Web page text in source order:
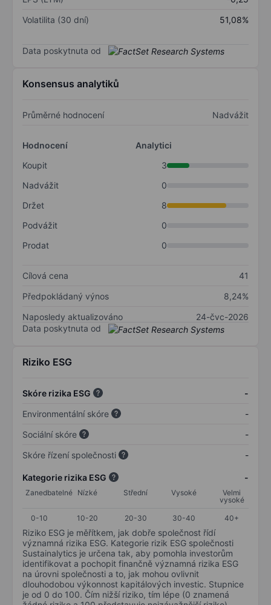
Volatilita (30 dní)
51,08%
Data poskytnuta od
Konsensus analytiků
Průměrné hodnocení Nadvážit
Hodnocení
Analytici
Koupit
3
Nadvážit
0
Držet
8
Podvážit
0
Prodat
0
Cílová cena
41
Předpokládaný výnos
8,24%
Naposledy aktualizováno
24-čvc-2026
Data poskytnuta od
Riziko ESG
Skóre rizika ESG
-
Environmentální skóre
-
Sociální skóre
-
Skóre řízení společnosti
-
Kategorie rizika ESG -
Zanedbatelné Nízké Střední Vysoké
Velmi
vysoké
0-10
10-20 20-30 30-40 40+
Riziko ESG je měřítkem, jak dobře společnost řídí
významná rizika ESG. Kategorie rizik ESG společnosti
Sustainalytics je určena tak, aby pomohla investorům
identifikovat a pochopit finančně významná rizika ESG
na úrovni společnosti a to, jak mohou ovlivnit
dlouhodobou výkonnost kapitálových investic. Stupnice
je od 0 do 100. Čím nižší riziko, tím lépe (0 znamená